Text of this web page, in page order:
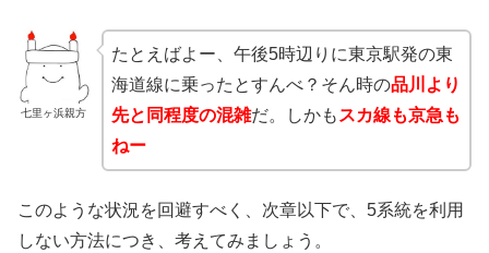
七里ヶ浜親方
たとえばよー、午後5時辺りに東京駅発の東
海道線に乗ったとすんべ？そん時の品川より
先と同程度の混雑だ。しかも スカ線も京急も
ねー
このような状況を回避すべく、次章以下で、5系統を利用
しない方法につき、考えてみましょう。